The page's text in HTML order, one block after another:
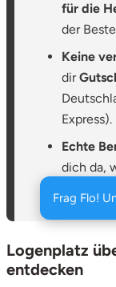
für die
der
Keine
dir
Express).
Echte
dich da,
Logenplatz
entdecken
Frag Flo!